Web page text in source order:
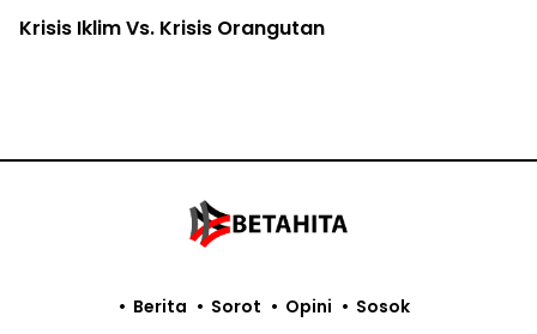
Krisis Iklim Vs. Krisis Orangutan
Berita Sorot Opini Sosok